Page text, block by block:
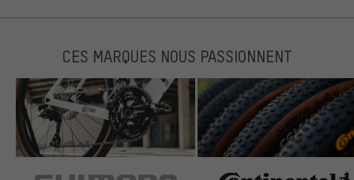
CES MARQUES NOUS PASSIONNENT